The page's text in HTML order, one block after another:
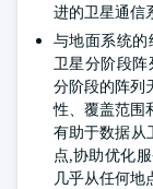
进的卫星通信
与地面系统的
卫星分阶段阵
分阶段的阵列
性、覆盖范围
有助于数据从
点,协助优化
几乎从任何地